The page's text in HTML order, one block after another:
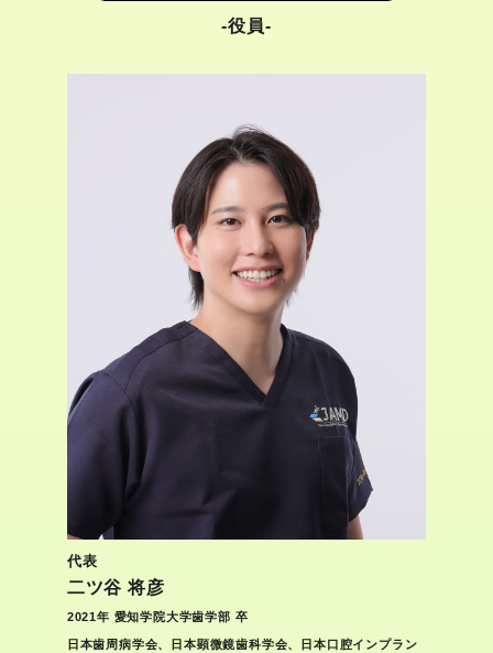
-役員-
代表
二ツ谷 将彦
2021年 愛知学院大学歯学部 卒
日本歯周病学会、日本顕微鏡歯科学会、日本口腔インプラン